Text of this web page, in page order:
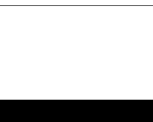
CREAR LISTA DE DESEOS